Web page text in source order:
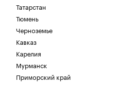
Татарстан
Тюмень
Черноземье
Кавказ
Карелия
Мурманск
Приморский край